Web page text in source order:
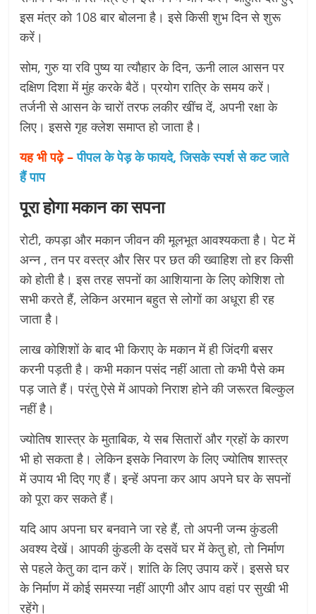
इस मंत्र को 108 बार बोलना है। इसे किसी शुभ दिन से शुरू
करें।
सोम, गुरु या रवि पुष्य या त्यौहार के दिन, ऊनी लाल आसन पर
दक्षिण दिशा में मुंह करके बैठें। प्रयोग रात्रि के समय करें।
तर्जनी से आसन के चारों तरफ लकीर खींच दें, अपनी रक्षा के
लिए। इससे गृह क्लेश समाप्त हो जाता है।
यह भी पढ़े – पीपल के पेड़ के फायदे, जिसके स्पर्श से कट जाते
हैं पाप
पूरा होगा मकान का सपना
रोटी, कपड़ा और मकान जीवन की मूलभूत आवश्यकता है। पेट में
अन्न , तन पर वस्त्र और सिर पर छत की ख्वाहिश तो हर किसी
को होती है। इस तरह सपनों का आशियाना के लिए कोशिश तो
सभी करते हैं, लेकिन अरमान बहुत से लोगों का अधूरा ही रह
जाता है।
लाख कोशिशों के बाद भी किराए के मकान में ही जिंदगी बसर
करनी पड़ती है। कभी मकान पसंद नहीं आता तो कभी पैसे कम
पड़ जाते हैं। परंतु ऐसे में आपको निराश होने की जरूरत बिल्कुल
नहीं है।
ज्योतिष शास्त्र के मुताबिक, ये सब सितारों और ग्रहों के कारण
भी हो सकता है। लेकिन इसके निवारण के लिए ज्योतिष शास्त्र
में उपाय भी दिए गए हैं। इन्हें अपना कर आप अपने घर के सपनों
को पूरा कर सकते हैं।
यदि आप अपना घर बनवाने जा रहे हैं, तो अपनी जन्म कुंडली
अवश्य देखें। आपकी कुंडली के दसवें घर में केतु हो, तो निर्माण
से पहले केतु का दान करें। शांति के लिए उपाय करें। इससे घर
के निर्माण में कोई समस्या नहीं आएगी और आप वहां पर सुखी भी
रहेंगे।